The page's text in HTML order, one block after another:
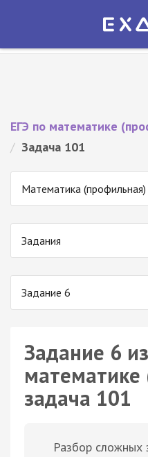
Экзамер — ЕГЭ
ЕГЭ по математике
/ Задача 101
Математика (профильная)
Задания
Задание 6
Задание 6
задача 101
Разбор сложных